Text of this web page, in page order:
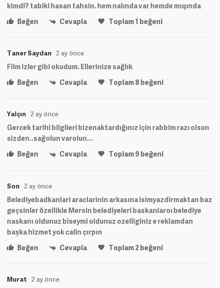
kimdi? tabiki hasan tahsin. hem nalında var hemde mıqında
Beğen
Cevapla Toplam1 beğeni
Taner Saydan 2 ay önce
Film izler gibi okudum. Ellerinize sağlık
Beğen
Cevapla Toplam8beğeni
Yalçın 2 ay önce
Gercek tarihi bilgileri bizenaktardığınız için rabbim razı olsun
sizden..sağolun varolun...
Beğen
Cevapla Toplam9 beğeni
Son 2 ay önce
Belediyebadkanlari araclarinin arkasına isimyazdirmaktan baz
geçsinler özellikle Mersin belediyeleri baskanlaroı belediye
naskanı oldunuz biseymi oldunuz ozelliginiz e reklamdan
başka hizmet yok calin çırpın
Beğen
Cevapla Toplam2 beğeni
Murat 2 ay önce